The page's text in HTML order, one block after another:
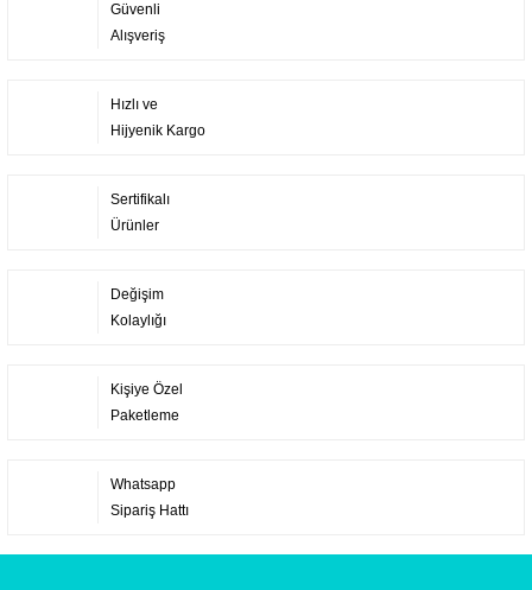
Güvenli
Alışveriş
Hızlı ve
Hijyenik Kargo
Sertifikalı
Ürünler
Değişim
Kolaylığı
Kişiye Özel
Paketleme
Whatsapp
Sipariş Hattı